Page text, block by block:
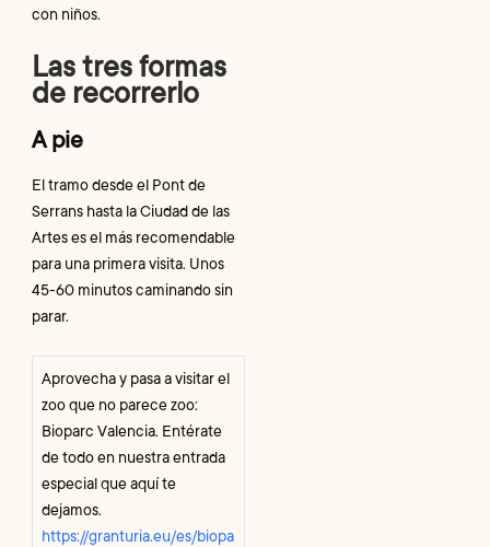
con niños.
Las tres formas
de recorrerlo
A pie
El tramo desde el Pont de
Serrans hasta la Ciudad de las
Artes es el más recomendable
para una primera visita. Unos
45-60 minutos caminando sin
parar.
Aprovecha y pasa a visitar el
zoo que no parece zoo:
Bioparc Valencia. Entérate
de todo en nuestra entrada
especial que aquí te
dejamos.
https://granturia.eu/es/biopa